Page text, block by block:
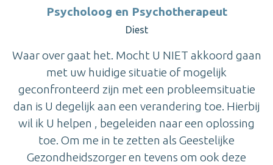
Psycholoog en Psychotherapeut
Diest
Waar over gaat het. Mocht U NIET akkoord gaan
met uw huidige situatie of mogelijk
geconfronteerd zijn met een probleemsituatie
dan is U degelijk aan een verandering toe. Hierbij
wil ik U helpen , begeleiden naar een oplossing
toe. Om me in te zetten als Geestelijke
Gezondheidszorger en tevens om ook deze